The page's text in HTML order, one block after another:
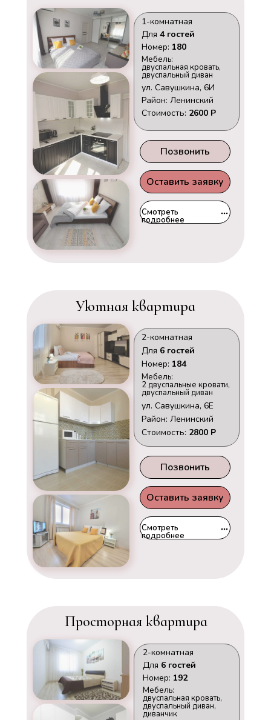
Позвонить
Оставить заявку
Для 4 гостей
Мебель:
двуспальная кровать,
двуспальный диван
ул. Савушкина, 6И
Район: Ленинский
Номер: 180
Стоимость: 2600 Р
1-комнатная
Смотреть
подробнее
Позвонить
Оставить заявку
Уютная квартира
Для 6 гостей
Мебель:
2 двуспальные кровати,
двуспальный диван
ул. Савушкина, 6Е
Район: Ленинский
Номер: 184
Стоимость: 2800 Р
2-комнатная
Смотреть
подробнее
Просторная квартира
Для 6 гостей
Мебель:
двуспальная кровать,
двуспальный диван,
диванчик
Номер: 192
2-комнатная